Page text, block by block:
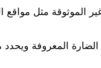
الموثوقة مثل مواقع
المعروفة ويحدد